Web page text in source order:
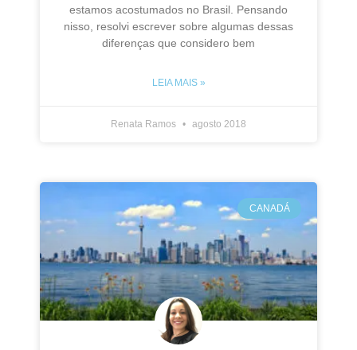
estamos acostumados no Brasil. Pensando
nisso, resolvi escrever sobre algumas dessas
diferenças que considero bem
LEIA MAIS »
Renata Ramos agosto 2018
CANADÁ